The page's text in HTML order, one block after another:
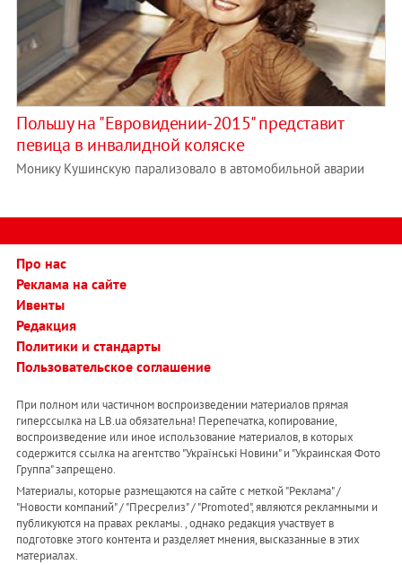
Польшу на "Евровидении-2015" представит
певица в инвалидной коляске
Монику Кушинскую парализовало в автомобильной аварии
Про нас
Реклама на сайте
Ивенты
Редакция
Политики и стандарты
Пользовательское соглашение
При полном или частичном воспроизведении материалов прямая
гиперссылка на LB.ua обязательна! Перепечатка, копирование,
воспроизведение или иное использование материалов, в которых
содержится ссылка на агентство "Українськi Новини" и "Украинская Фото
Группа" запрещено.
Материалы, которые размещаются на сайте с меткой "Реклама" /
"Новости компаний" / "Пресрелиз" / "Promoted", являются рекламными и
публикуются на правах рекламы. , однако редакция участвует в
подготовке этого контента и разделяет мнения, высказанные в этих
материалах.